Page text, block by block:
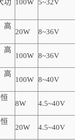
功
100W 5~32V
高
20W 8~36V
高
100W 8~36V
高
100W 8~40V
8W 4.5~40V
20W 4.5~40V